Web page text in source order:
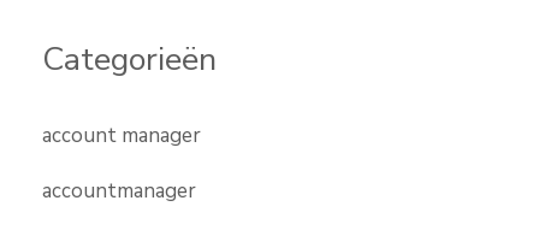
Categorieën
account manager
accountmanager